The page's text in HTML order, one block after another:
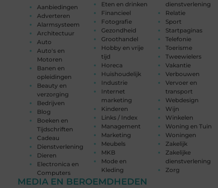
Aanbiedingen
Adverteren
Alarmsysteem
Architectuur
Auto
Auto's en
Motoren
Banen en
opleidingen
Beauty en
verzorging
Bedrijven
Blog
Boeken en
Tijdschriften
Cadeau
Dienstverlening
Dieren
Electronica en
Computers
Eten en drinken
Financieel
Fotografie
Gezondheid
Groothandel
Hobby en vrije
tijd
Horeca
Huishoudelijk
Industrie
Internet
marketing
Kinderen
Links / Index
Management
Marketing
Meubels
MKB
Mode en
Kleding
dienstverlening
Relatie
Sport
Startpaginas
Telefonie
Toerisme
Tweewielers
Vakantie
Verbouwen
Vervoer en
transport
Webdesign
Wijn
Winkelen
Woning en Tuin
Woningen
Zakelijk
Zakelijke
dienstverlening
Zorg
MEDIA EN BEROEMDHEDEN